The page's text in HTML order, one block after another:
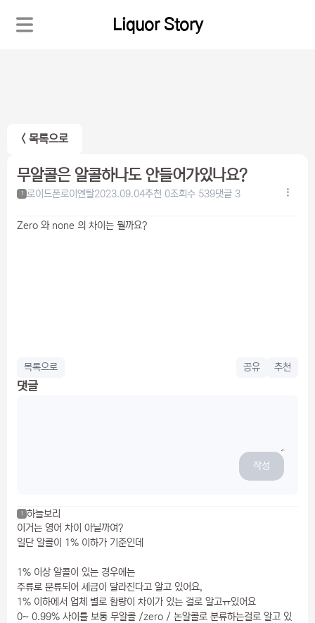
Liquor Story
< 목록으로
무알콜은 알콜하나도 안들어가있나요?
1 로이드폰로이엔탈2023.09.04추천 0조회수 539댓글 3
Zero 와 none 의 차이는 뭘까요?
목록으로 공유 추천
댓글
작성
1
하늘보리
이거는 영어 차이 아닐까여?
일단 알콜이 1% 이하가 기준인데
1% 이상 알콜이 있는 경우에는
주류로 분류되어 세금이 달라진다고 알고 있어요,
1% 이하에서 업체 별로 함량이 차이가 있는 걸로 알고ㅠ있어요
0~ 0.99% 사이를 보통 무알콜 /zero / 논알콜로 분류하는걸로 알고 있